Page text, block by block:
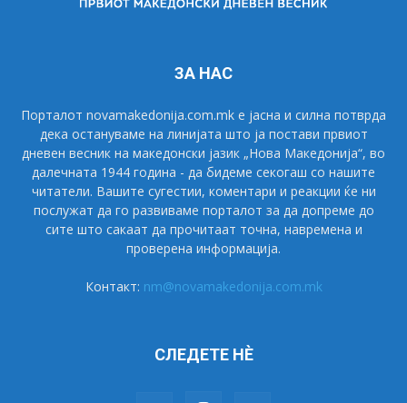
ЗА НАС
Порталот novamakedonija.com.mk е јасна и силна потврда
дека остануваме на линијата што ја постави првиот
дневен весник на македонски јазик „Нова Македонија“, во
далечната 1944 година - да бидеме секогаш со нашите
читатели. Вашите сугестии, коментари и реакции ќе ни
послужат да го развиваме порталот за да допреме до
сите што сакаат да прочитаат точна, навремена и
проверена информација.
Контакт: nm@novamakedonija.com.mk
СЛЕДЕТЕ НÈ